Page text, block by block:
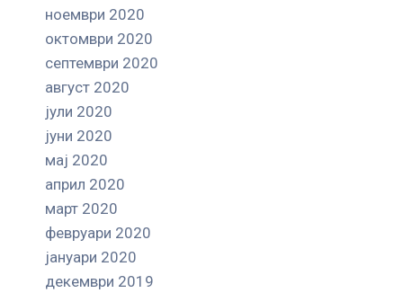
ноември 2020
октомври 2020
септември 2020
август 2020
јули 2020
јуни 2020
мај 2020
април 2020
март 2020
февруари 2020
јануари 2020
декември 2019